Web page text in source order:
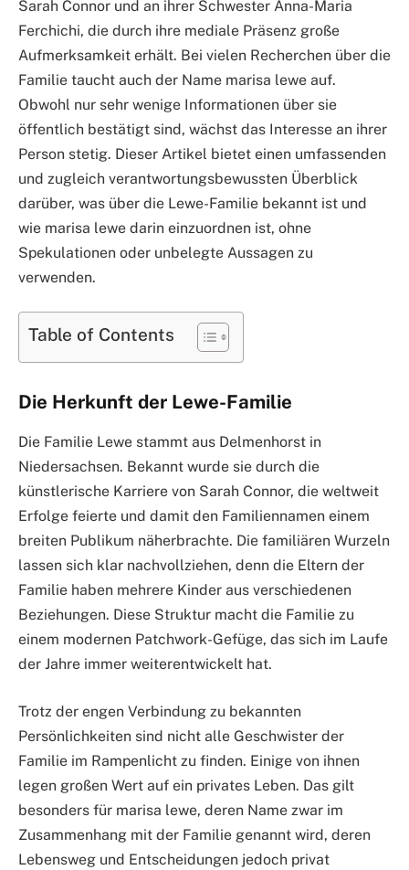
Sarah Connor und an ihrer Schwester Anna-Maria
Ferchichi, die durch ihre mediale Präsenz große
Aufmerksamkeit erhält. Bei vielen Recherchen über die
Familie taucht auch der Name marisa lewe auf.
Obwohl nur sehr wenige Informationen über sie
öffentlich bestätigt sind, wächst das Interesse an ihrer
Person stetig. Dieser Artikel bietet einen umfassenden
und zugleich verantwortungsbewussten Überblick
darüber, was über die Lewe-Familie bekannt ist und
wie marisa lewe darin einzuordnen ist, ohne
Spekulationen oder unbelegte Aussagen zu
verwenden.
Table of Contents
Die Herkunft der Lewe-Familie
Die Familie Lewe stammt aus Delmenhorst in
Niedersachsen. Bekannt wurde sie durch die
künstlerische Karriere von Sarah Connor, die weltweit
Erfolge feierte und damit den Familiennamen einem
breiten Publikum näherbrachte. Die familiären Wurzeln
lassen sich klar nachvollziehen, denn die Eltern der
Familie haben mehrere Kinder aus verschiedenen
Beziehungen. Diese Struktur macht die Familie zu
einem modernen Patchwork-Gefüge, das sich im Laufe
der Jahre immer weiterentwickelt hat.
Trotz der engen Verbindung zu bekannten
Persönlichkeiten sind nicht alle Geschwister der
Familie im Rampenlicht zu finden. Einige von ihnen
legen großen Wert auf ein privates Leben. Das gilt
besonders für marisa lewe, deren Name zwar im
Zusammenhang mit der Familie genannt wird, deren
Lebensweg und Entscheidungen jedoch privat